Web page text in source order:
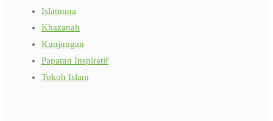
Islamuna
Khazanah
Kunjungan
Paparan Inspiratif
Tokoh Islam